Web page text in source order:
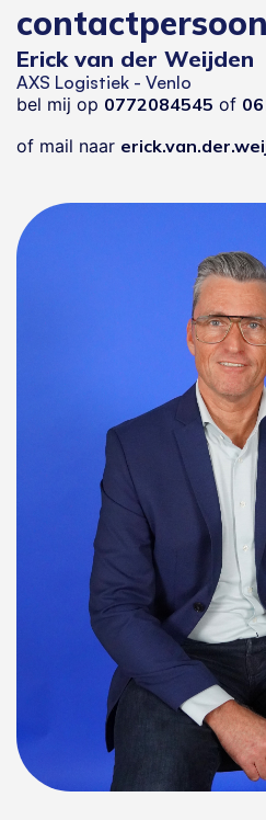
contactpersoon
Erick van der Weijden
AXS Logistiek - Venlo
bel mij op 0772084545 of
of mail naar